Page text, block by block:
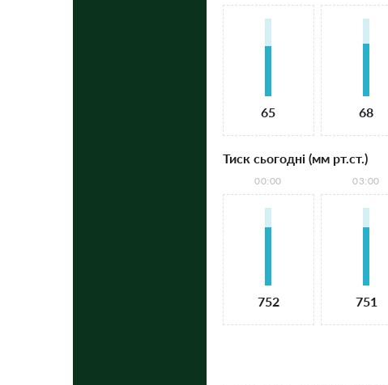
65 68
Тиск сьогодні (мм рт.ст.)
00:00
752
03:00
751